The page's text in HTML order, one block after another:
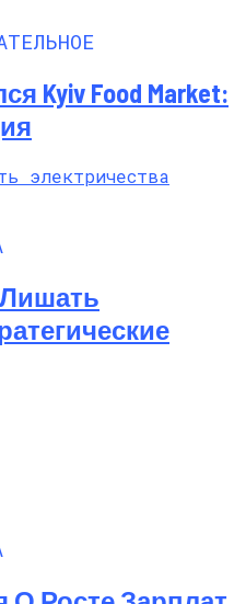
Kyiv Food Market: